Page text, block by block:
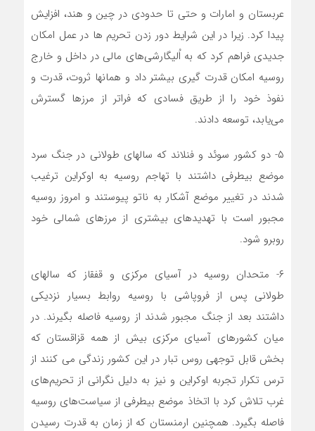
عربستان و امارات و حتی تا حدودی در چین و هند، افزایش
پیدا کرد. زیرا در این شرایط دور زدن تحریم ها در عمل امکان
جدیدی فراهم کرد که به اُلیگارشی‌های مالی در داخل و خارج
روسیه امکان قدرت گیری بیشتر داد و همانها ثروت، قدرت و
نفوذ خود را از طریق فسادی که فراتر از مرزها گسترش
می‌یابد، توسعه دادند.
۵- دو کشور سوئد و فنلاند که سالهای طولانی در جنگ سرد
موضع بیطرفی داشتند با تهاجم روسیه به اوکراین ترغیب
شدند در تغییر موضع آشکار به ناتو پیوستند و امروز روسیه
مجبور است با تهدیدهای بیشتری از مرزهای شمالی خود
روبرو شود.
۶- متحدان روسیه در آسیای مرکزی و قفقاز که سالهای
طولانی پس از فروپاشی با روسیه روابط بسیار نزدیکی
داشتند بعد از جنگ مجبور شدند از روسیه فاصله بگیرند. در
میان کشورهای آسیای مرکزی بیش از همه قزاقستان که
بخش قابل توجهی روس تبار در این کشور زندگی می کنند از
ترس تکرار تجربه اوکراین و نیز به دلیل نگرانی از تحریم‌های
غرب تلاش کرد با اتخاذ موضع بیطرفی از سیاست‌های روسیه
فاصله بگیرد. همچنین ارمنستان که از زمان به قدرت رسیدن